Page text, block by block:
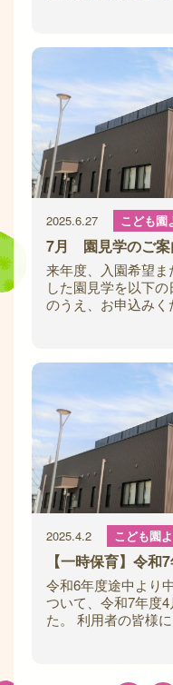
2025.6.27 こども園
7月 園見学のご案
来年度、入園希望
した園見学を以下
のうえ、お申込み
2025.4.2 こども園
【一時保育】令
令和6年度途中より
ついて、令和7年度
た。 利用者の皆様